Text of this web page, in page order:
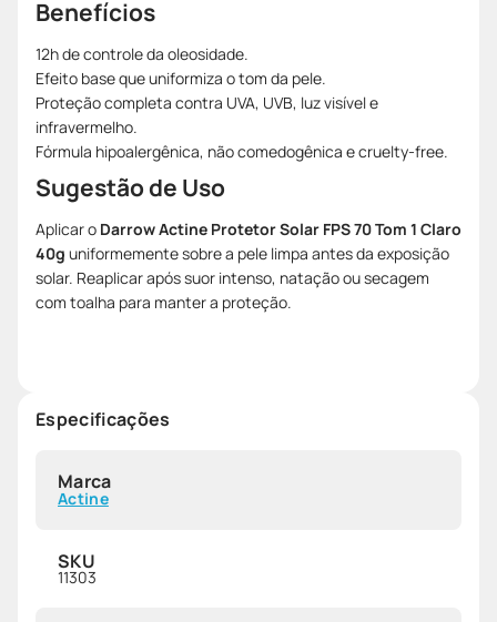
Benefícios
12h de controle da oleosidade.
Efeito base que uniformiza o tom da pele.
Proteção completa contra UVA, UVB, luz visível e
infravermelho.
Fórmula hipoalergênica, não comedogênica e cruelty-free.
Sugestão de Uso
Aplicar o Darrow Actine Protetor Solar FPS 70 Tom 1 Claro
40g uniformemente sobre a pele limpa antes da exposição
solar. Reaplicar após suor intenso, natação ou secagem
com toalha para manter a proteção.
Especificações
Marca
Actine
SKU
11303